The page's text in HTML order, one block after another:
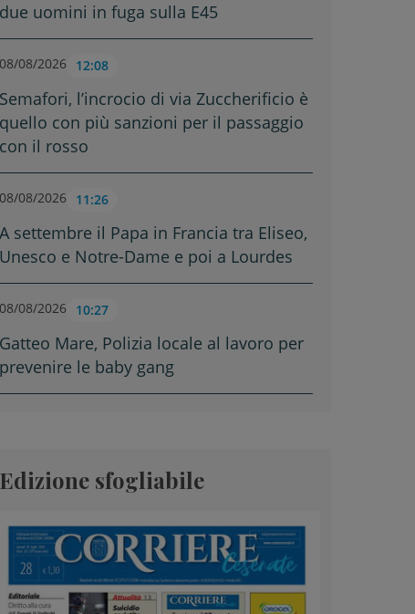
due uomini in fuga sulla E45
08/08/2026 12:08
Semafori, l’incrocio di via Zuccherificio è
quello con più sanzioni per il passaggio
con il rosso
08/08/2026 11:26
A settembre il Papa in Francia tra Eliseo,
Unesco e Notre-Dame e poi a Lourdes
08/08/2026 10:27
Gatteo Mare, Polizia locale al lavoro per
prevenire le baby gang
Edizione sfogliabile